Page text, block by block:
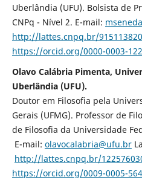
Uberlândia (UFU). Bolsista de
CNPq - Nível 2. E-mail:
http://lattes.cnpq.br/
https://orcid.org/0000-0003-
Olavo Calábria Pimenta,
Uberlândia (UFU).
Doutor em Filosofia pela
Gerais (UFMG). Professor de
de Filosofia da Universidade
E-mail: olavocalabria@ufu.br
http://lattes.cnpq.br/
https://orcid.org/0009-0005-